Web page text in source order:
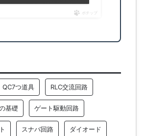
ポチップ
QC7つ道具 RLC交流回路
基礎 ゲート駆動回路
スナバ回路 ダイオード